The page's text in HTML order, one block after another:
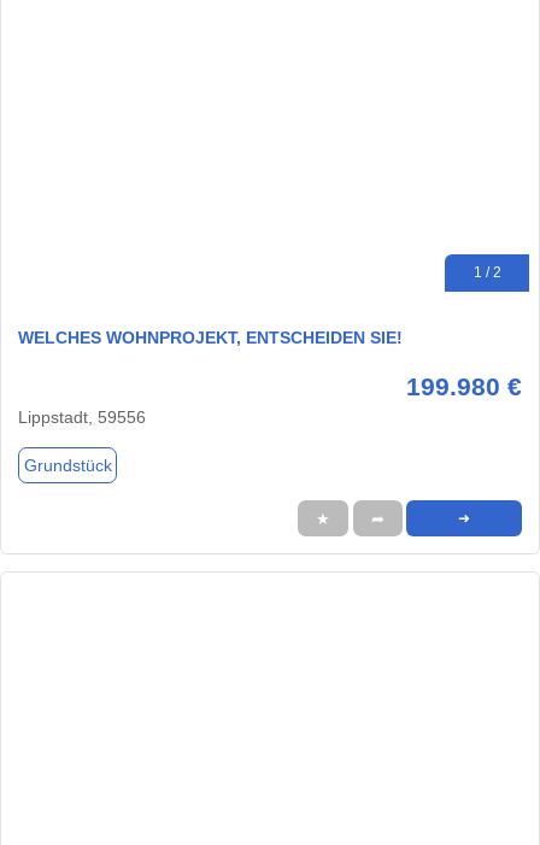
1 / 2
WELCHES WOHNPROJEKT, ENTSCHEIDEN SIE!
199.980 €
Lippstadt, 59556
Grundstück
★ ➦ ➜